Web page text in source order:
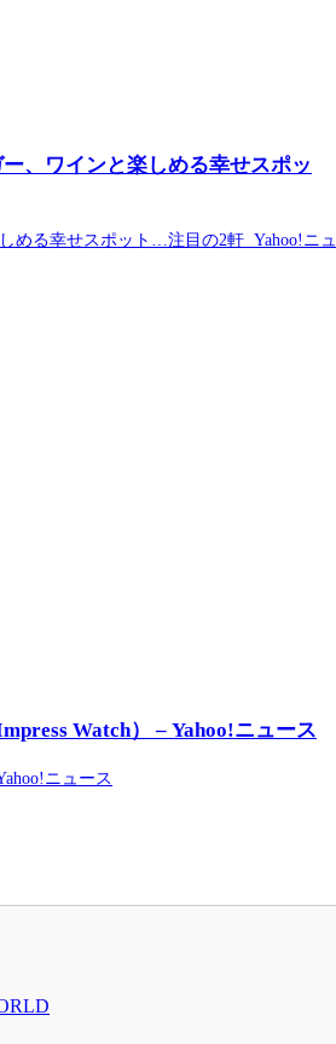
、ワインと楽しめる幸せスポッ
める幸せスポット…注目の2軒 Yahoo!ニュ
Watch） – Yahoo!ニュース
ニュース